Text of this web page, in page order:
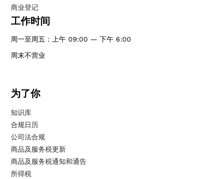
商业登记
工作时间
周一至周五：上午 09:00 — 下午 6:00
周末不营业
为了你
知识库
合规日历
公司法合规
商品及服务税更新
商品及服务税通知和通告
所得税